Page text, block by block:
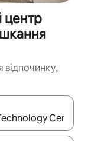
центр
відпочинку,
для